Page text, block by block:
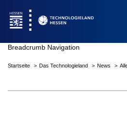
Breadcrumb Navigation
Startseite Das Technologieland News